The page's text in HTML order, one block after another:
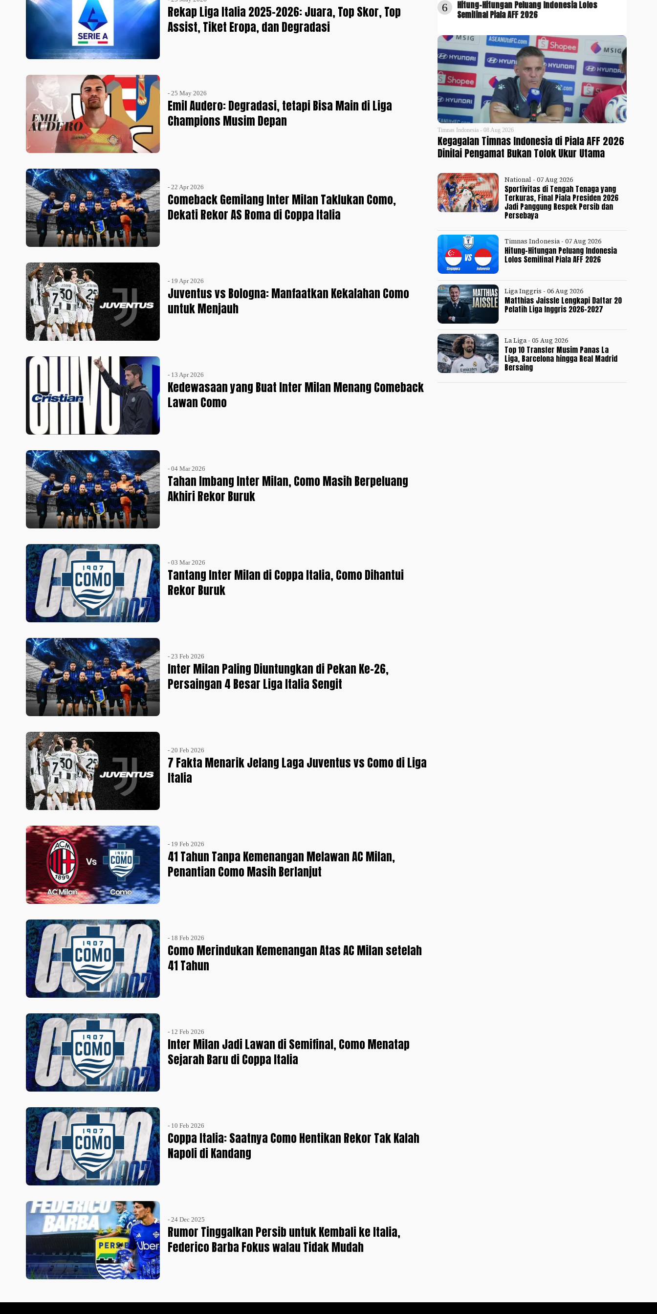
Rekap Liga Italia 2025-2026: Juara, Top Skor, Top
Assist, Tiket Eropa, dan Degradasi
- 25 May 2026
Emil Audero: Degradasi, tetapi Bisa Main di Liga
Champions Musim Depan
- 22 Apr 2026
Comeback Gemilang Inter Milan Taklukan Como,
Dekati Rekor AS Roma di Coppa Italia
- 19 Apr 2026
Juventus vs Bologna: Manfaatkan Kekalahan Como
untuk Menjauh
- 13 Apr 2026
Kedewasaan yang Buat Inter Milan Menang Comeback
Lawan Como
- 04 Mar 2026
Tahan Imbang Inter Milan, Como Masih Berpeluang
Akhiri Rekor Buruk
- 03 Mar 2026
Tantang Inter Milan di Coppa Italia, Como Dihantui
Rekor Buruk
- 23 Feb 2026
Inter Milan Paling Diuntungkan di Pekan Ke-26,
Persaingan 4 Besar Liga Italia Sengit
- 20 Feb 2026
7 Fakta Menarik Jelang Laga Juventus vs Como di Liga
Italia
- 19 Feb 2026
41 Tahun Tanpa Kemenangan Melawan AC Milan,
Penantian Como Masih Berlanjut
- 18 Feb 2026
Como Merindukan Kemenangan Atas AC Milan setelah
41 Tahun
- 12 Feb 2026
Inter Milan Jadi Lawan di Semifinal, Como Menatap
Sejarah Baru di Coppa Italia
- 10 Feb 2026
Coppa Italia: Saatnya Como Hentikan Rekor Tak Kalah
Napoli di Kandang
- 24 Dec 2025
Rumor Tinggalkan Persib untuk Kembali ke Italia,
Federico Barba Fokus walau Tidak Mudah
6
Hitung-Hitungan Peluang Indonesia Lolos
Semifinal Piala AFF 2026
Timnas Indonesia - 08 Aug 2026
Kegagalan Timnas Indonesia di Piala AFF 2026
Dinilai Pengamat Bukan Tolok Ukur Utama
National - 07 Aug 2026
Sportivitas di Tengah Tenaga yang
Terkuras, Final Piala Presiden 2026
Jadi Panggung Respek Persib dan
Persebaya
Timnas Indonesia - 07 Aug 2026
Hitung-Hitungan Peluang Indonesia
Lolos Semifinal Piala AFF 2026
Liga Inggris - 06 Aug 2026
Matthias Jaissle Lengkapi Daftar 20
Pelatih Liga Inggris 2026-2027
La Liga - 05 Aug 2026
Top 10 Transfer Musim Panas La
Liga, Barcelona hingga Real Madrid
Bersaing